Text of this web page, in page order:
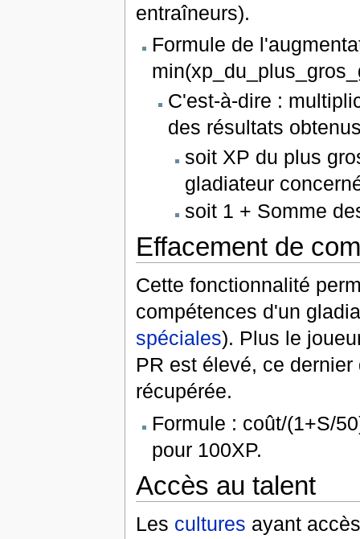
entraîneurs).
Formule de
C'est-à-dire :
des résultats
soit XP du plus
gladiateur
soit 1 + Somme
Effacement de
Cette fonctionnalité
compétences d'un
spéciales). Plus le
PR est élevé, ce
récupérée.
Formule : coût/(1+S/
pour 100XP.
Accès au talent
Les cultures ayant